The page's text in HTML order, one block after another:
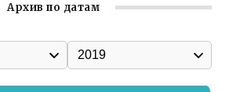
Архив по датам